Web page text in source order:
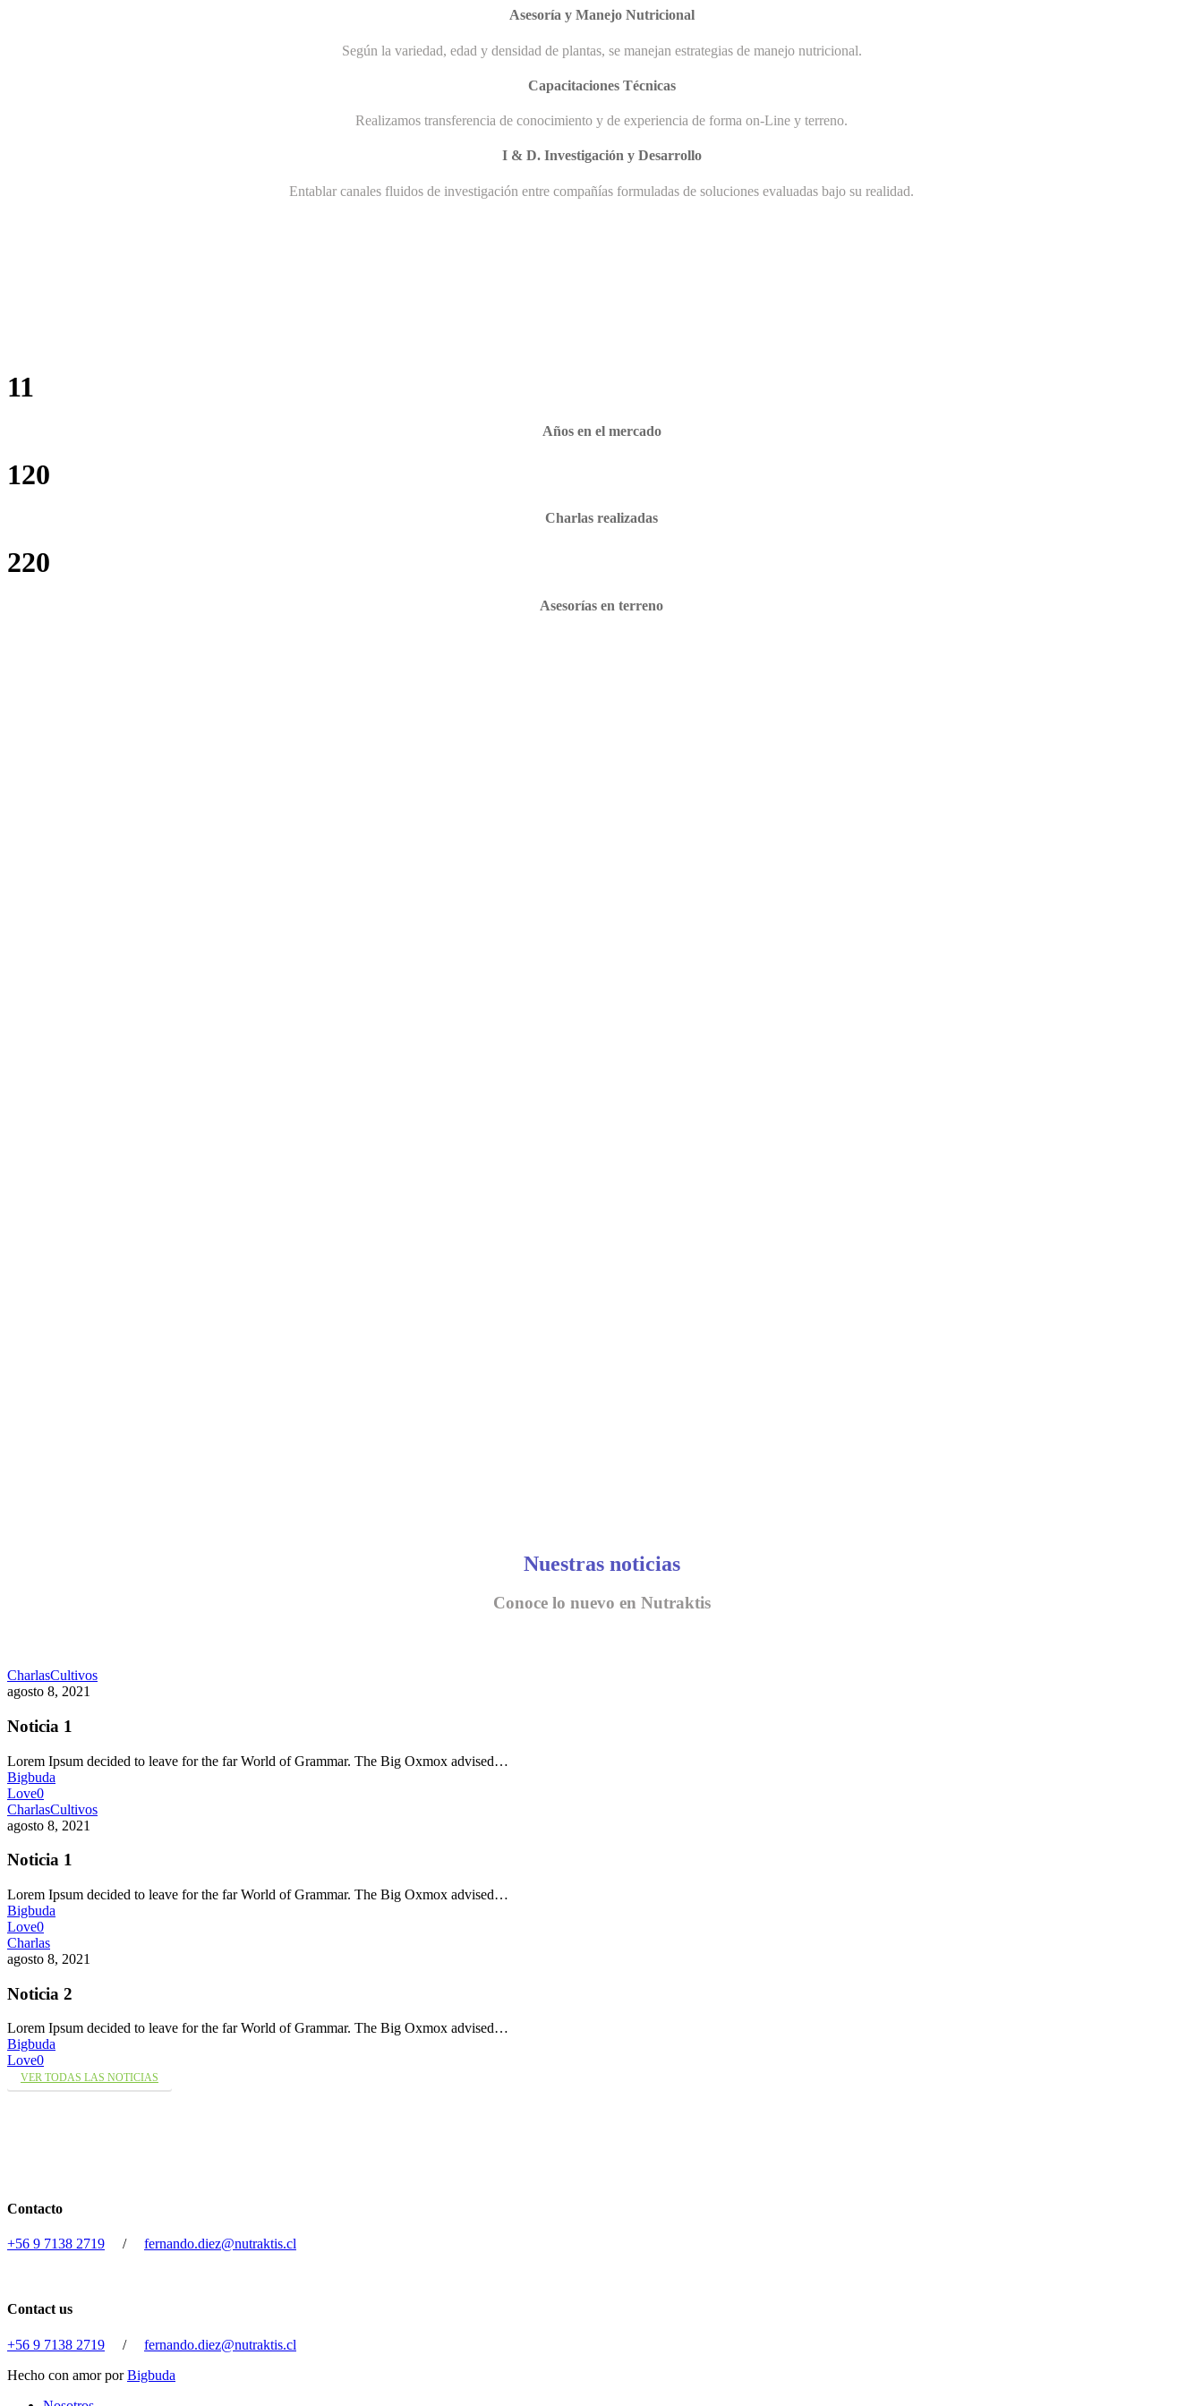
Asesoría y Manejo Nutricional
Según la variedad, edad y densidad de plantas, se manejan estrategias de manejo nutricional.
Capacitaciones Técnicas
Realizamos transferencia de conocimiento y de experiencia de forma on-Line y terreno.
I & D. Investigación y Desarrollo
Entablar canales fluidos de investigación entre compañías formuladas de soluciones evaluadas bajo su realidad.
11
Años en el mercado
120
Charlas realizadas
220
Asesorías en terreno
Nuestras noticias
Conoce lo nuevo en Nutraktis
CharlasCultivos
agosto 8, 2021
Noticia 1
Lorem Ipsum decided to leave for the far World of Grammar. The Big Oxmox advised…
Bigbuda
Love0
CharlasCultivos
agosto 8, 2021
Noticia 1
Lorem Ipsum decided to leave for the far World of Grammar. The Big Oxmox advised…
Bigbuda
Love0
Charlas
agosto 8, 2021
Noticia 2
Lorem Ipsum decided to leave for the far World of Grammar. The Big Oxmox advised…
Bigbuda
Love0
VER TODAS LAS NOTICIAS
Contacto
+56 9 7138 2719 / fernando.diez@nutraktis.cl
Contact us
+56 9 7138 2719 / fernando.diez@nutraktis.cl
Hecho con amor porBigbuda